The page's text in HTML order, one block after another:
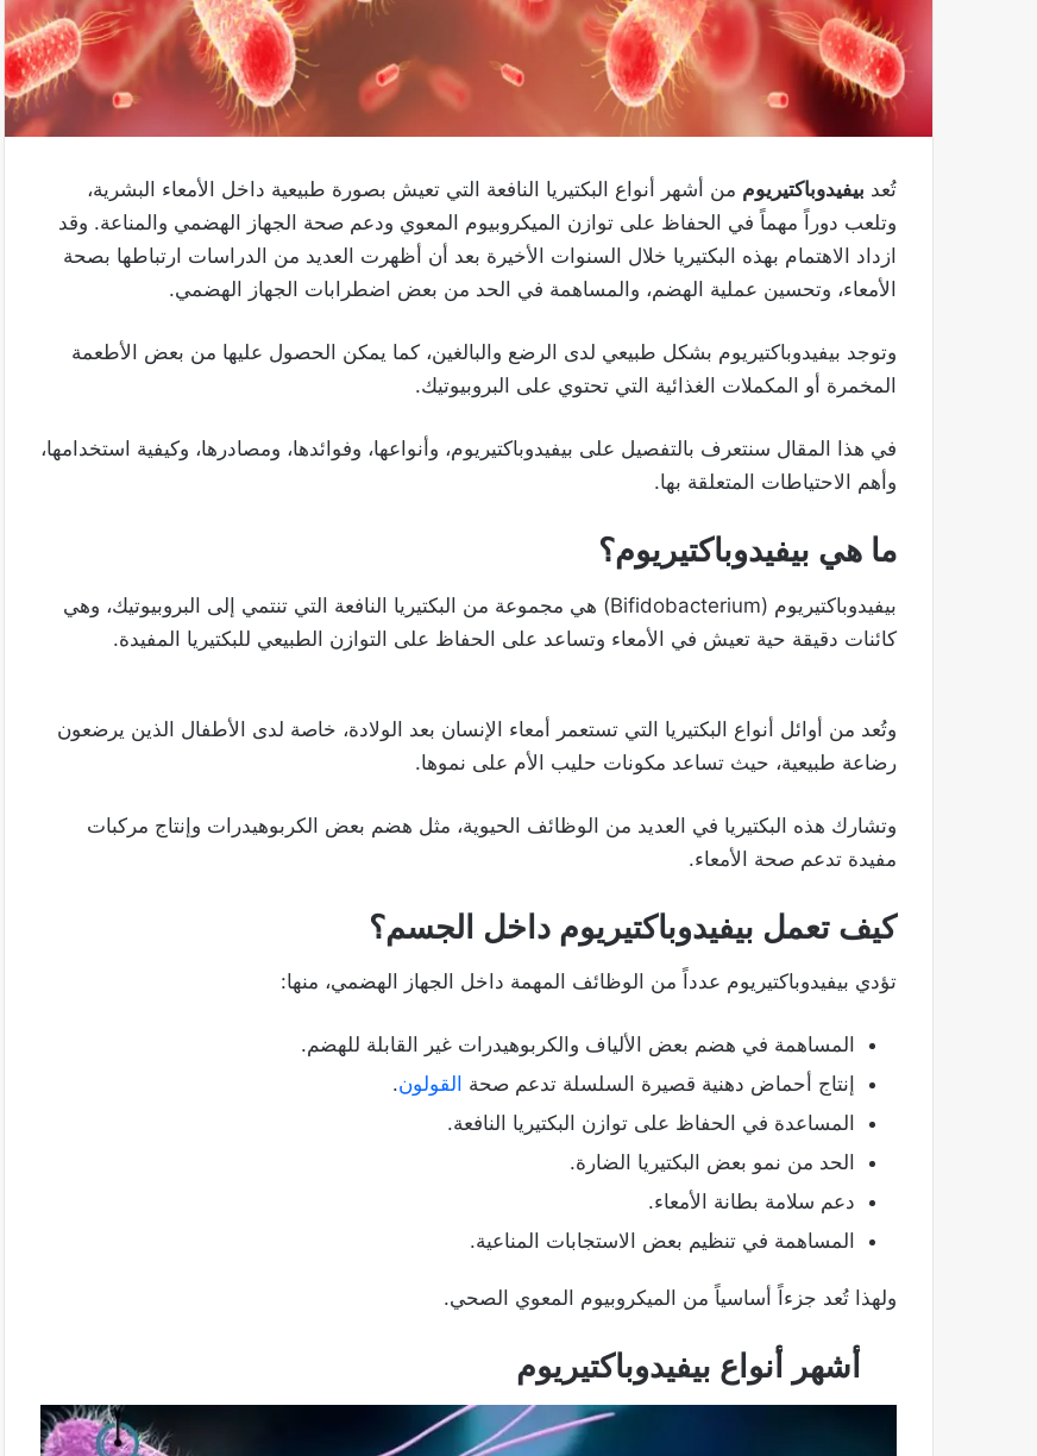
تُعد بيفيدوباكتيريوم من أشهر أنواع البكتيريا النافعة التي تعيش بصورة طبيعية داخل الأمعاء البشرية،
وتلعب دوراً مهماً في الحفاظ على توازن الميكروبيوم المعوي ودعم صحة الجهاز الهضمي والمناعة. وقد
ازداد الاهتمام بهذه البكتيريا خلال السنوات الأخيرة بعد أن أظهرت العديد من الدراسات ارتباطها بصحة
الأمعاء، وتحسين عملية الهضم، والمساهمة في الحد من بعض اضطرابات الجهاز الهضمي.
وتوجد بيفيدوباكتيريوم بشكل طبيعي لدى الرضع والبالغين، كما يمكن الحصول عليها من بعض الأطعمة
المخمرة أو المكملات الغذائية التي تحتوي على البروبيوتيك.
في هذا المقال سنتعرف بالتفصيل على بيفيدوباكتيريوم، وأنواعها، وفوائدها، ومصادرها، وكيفية استخدامها،
وأهم الاحتياطات المتعلقة بها.
ما هي بيفيدوباكتيريوم؟
بيفيدوباكتيريوم (Bifidobacterium) هي مجموعة من البكتيريا النافعة التي تنتمي إلى البروبيوتيك، وهي
كائنات دقيقة حية تعيش في الأمعاء وتساعد على الحفاظ على التوازن الطبيعي للبكتيريا المفيدة.
وتُعد من أوائل أنواع البكتيريا التي تستعمر أمعاء الإنسان بعد الولادة، خاصة لدى الأطفال الذين يرضعون
رضاعة طبيعية، حيث تساعد مكونات حليب الأم على نموها.
وتشارك هذه البكتيريا في العديد من الوظائف الحيوية، مثل هضم بعض الكربوهيدرات وإنتاج مركبات
مفيدة تدعم صحة الأمعاء.
كيف تعمل بيفيدوباكتيريوم داخل الجسم؟
تؤدي بيفيدوباكتيريوم عدداً من الوظائف المهمة داخل الجهاز الهضمي، منها:
المساهمة في هضم بعض الألياف والكربوهيدرات غير القابلة للهضم.
إنتاج أحماض دهنية قصيرة السلسلة تدعم صحة القولون.
المساعدة في الحفاظ على توازن البكتيريا النافعة.
الحد من نمو بعض البكتيريا الضارة.
دعم سلامة بطانة الأمعاء.
المساهمة في تنظيم بعض الاستجابات المناعية.
ولهذا تُعد جزءاً أساسياً من الميكروبيوم المعوي الصحي.
أشهر أنواع بيفيدوباكتيريوم